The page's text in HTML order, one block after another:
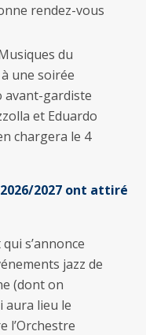
rendez-vous
du
à une soirée
avant-gardiste
et Eduardo
chargera le 4
2027 ont attiré
s’annonce
jazz de
(dont on
aura lieu le
l’Orchestre